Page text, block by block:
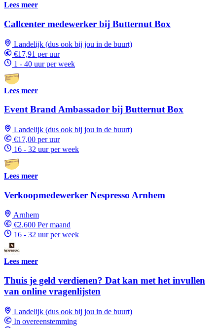
Lees meer
Callcenter medewerker bij Butternut Box
Landelijk (dus ook bij jou in de buurt)
€17,91 per uur
1 - 40 uur per week
Lees meer
Event Brand Ambassador bij Butternut Box
Landelijk (dus ook bij jou in de buurt)
€17,00 per uur
16 - 32 uur per week
Lees meer
Verkoopmedewerker Nespresso Arnhem
Arnhem
€2.600 Per maand
16 - 32 uur per week
Lees meer
Thuis je geld verdienen? Dat kan met het invullen
van online vragenlijsten
Landelijk (dus ook bij jou in de buurt)
In overeenstemming